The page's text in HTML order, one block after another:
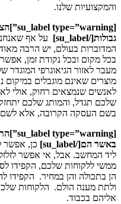
והמקצועיות שלנו.
[su_label type=”warning”]
גבולות[/su_label]
על אף
המדוברות בעולם, יש הרבה
בכל מקום ובכל נקודת זמן,
מעבר לאזור הגיאוגרפי המוגדר
מוצרים שאינם מוגבלים
לאנשים שנמצאים רחוק, אולי
שלכם תגדל, והמותג שלכם
בשם העסקה הקרובה, אלא לשם
[su_label type=”warning”]
באשר הם[/su_label]
כן, אפשר
ליד המחשב. אבל, אי אפשר
ממשי ללקוחות שלכם, הקפידו
הן בתכולה והן במחיר. הקפידו
ולתת מענה הולם. הלקוחות
אליהם בכבוד.